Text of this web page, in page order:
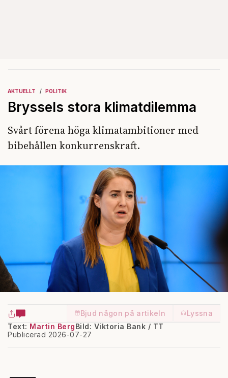
AKTUELLT POLITIK
Bryssels stora klimatdilemma
Svårt förena höga klimatambitioner med
bibehållen konkurrenskraft.
Bjud någon på artikeln
Lyssna
Text: Martin Berg
Publicerad 2026-07-27
Bild: Viktoria Bank / TT